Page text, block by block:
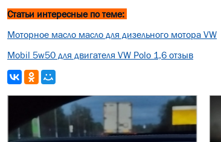
Статьи интересные по теме:
Моторное масло масло для дизельного мотора VW
Mobil 5w50 для двигателя VW Polo 1,6 отзыв